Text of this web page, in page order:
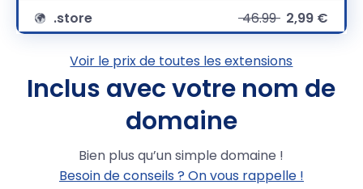
.store
46.99 2,99 €
.net
9,99 €
.org
12.99
8,49 €
18.99 14,99 €
Voir le prix de toutes les extensions
Inclus avec votre nom de
domaine
Bien plus qu’un simple domaine !
Besoin de conseils ? On vous rappelle !